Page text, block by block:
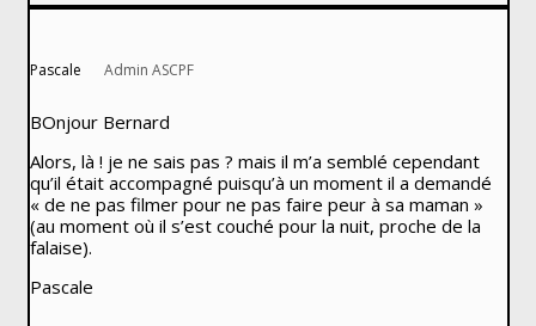
Pascale Admin ASCPF
BOnjour Bernard
Alors, là ! je ne sais pas ? mais il m’a semblé cependant
qu’il était accompagné puisqu’à un moment il a demandé
« de ne pas filmer pour ne pas faire peur à sa maman »
(au moment où il s’est couché pour la nuit, proche de la
falaise).
Pascale